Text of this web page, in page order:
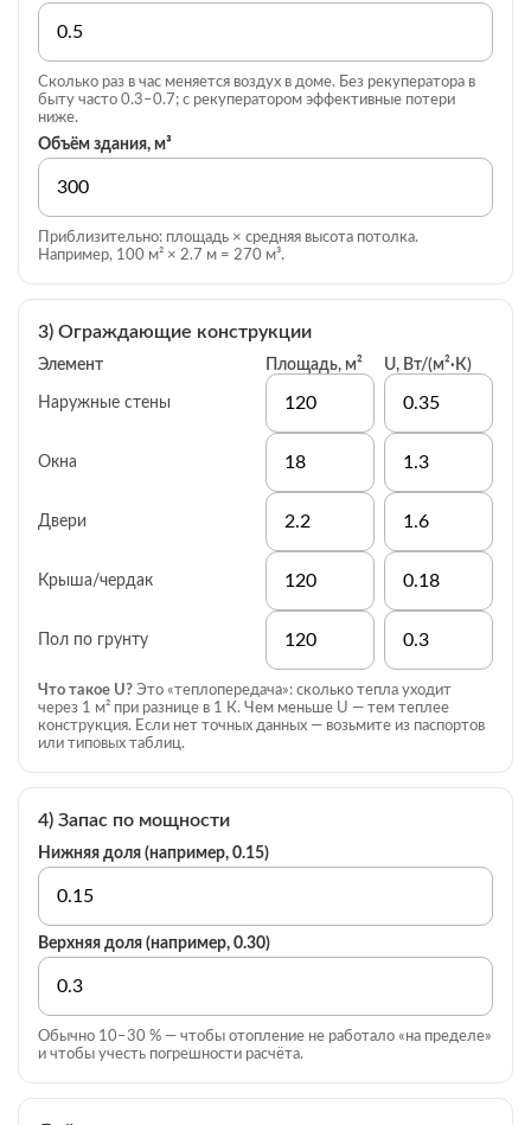
Сколько раз в час меняется воздух в доме. Без рекуператора в
быту часто 0.3–0.7; с рекуператором эффективные потери
ниже.
Объём здания, м³
Приблизительно: площадь × средняя высота потолка.
Например, 100 м² × 2.7 м = 270 м³.
3) Ограждающие конструкции
Элемент Площадь, м² U, Вт/(м²·К)
Наружные стены
Окна
Двери
Крыша/чердак
Пол по грунту
Что такое U? Это «теплопередача»: сколько тепла уходит
через 1 м² при разнице в 1 К. Чем меньше U — тем теплее
конструкция. Если нет точных данных — возьмите из паспортов
или типовых таблиц.
4) Запас по мощности
Нижняя доля (например, 0.15)
Верхняя доля (например, 0.30)
Обычно 10–30 % — чтобы отопление не работало «на пределе»
и чтобы учесть погрешности расчёта.